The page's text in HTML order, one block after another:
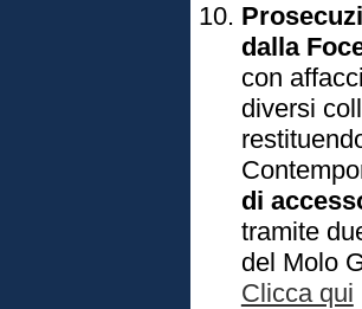
dalla
con
diversi
di
tramite
del Molo
Clicca qui